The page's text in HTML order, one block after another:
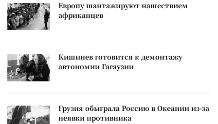
Европу шантажируют нашествием
африканцев
Кишинев готовится к демонтажу
автономии Гагаузии
Грузия обыграла Россию в Океании из-за
неявки противника